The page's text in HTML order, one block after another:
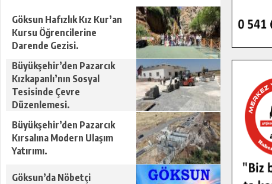
Göksun Hafızlık Kız Kur’an
Kursu Öğrencilerine
Darende Gezisi.
Büyükşehir’den Pazarcık
Kızkapanlı’nın Sosyal
Tesisinde Çevre
Düzenlemesi.
Büyükşehir’den Pazarcık
Kırsalına Modern Ulaşım
Yatırımı.
Göksun’da Nöbetçi